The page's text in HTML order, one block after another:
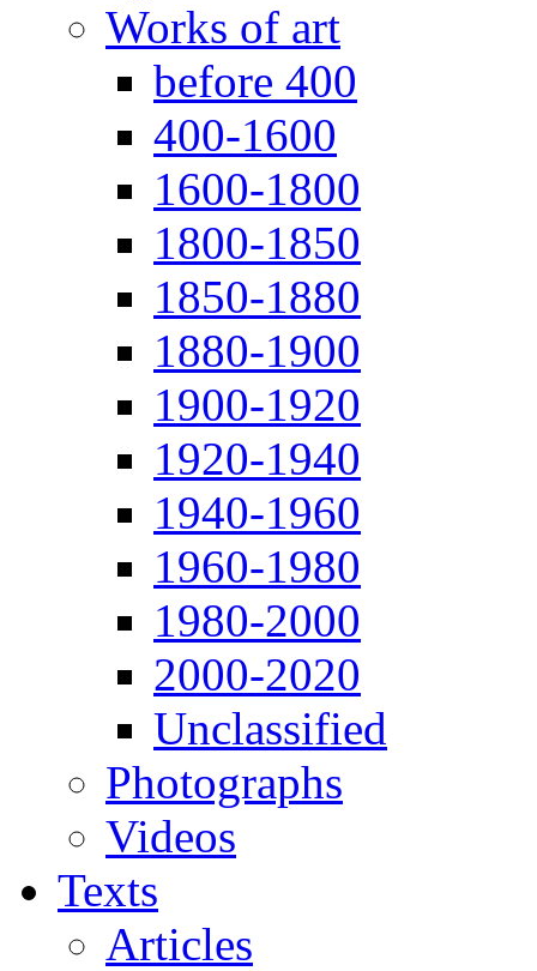
Works of art
before 400
400-1600
1600-1800
1800-1850
1850-1880
1880-1900
1900-1920
1920-1940
1940-1960
1960-1980
1980-2000
2000-2020
Unclassified
Photographs
Videos
Texts
Articles